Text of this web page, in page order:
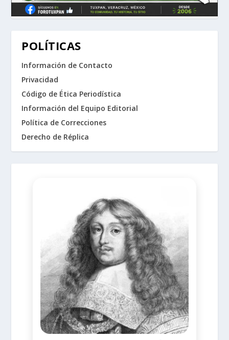
POLÍTICAS
Información de Contacto
Privacidad
Código de Ética Periodística
Información del Equipo Editorial
Política de Correcciones
Derecho de Réplica